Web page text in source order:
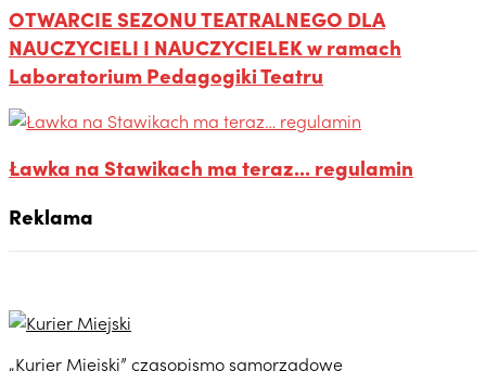
OTWARCIE SEZONU TEATRALNEGO DLA
NAUCZYCIELI I NAUCZYCIELEK w ramach
Laboratorium Pedagogiki Teatru
Ławka na Stawikach ma teraz... regulamin
Reklama
„Kurier Miejski” czasopismo samorządowe